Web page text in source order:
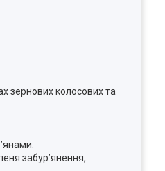
зернових колосових та
забур’янення,